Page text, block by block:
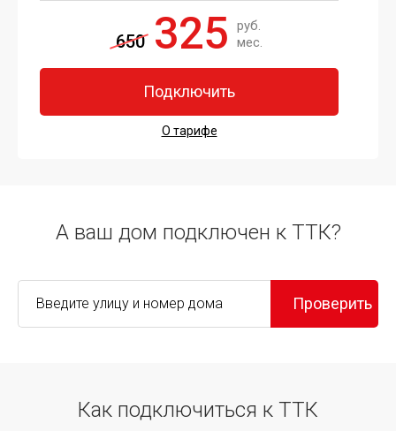
650 325
руб.
мес.
Подключить
О тарифе
А ваш дом подключен к ТТК?
Проверить
Как подключиться к ТТК